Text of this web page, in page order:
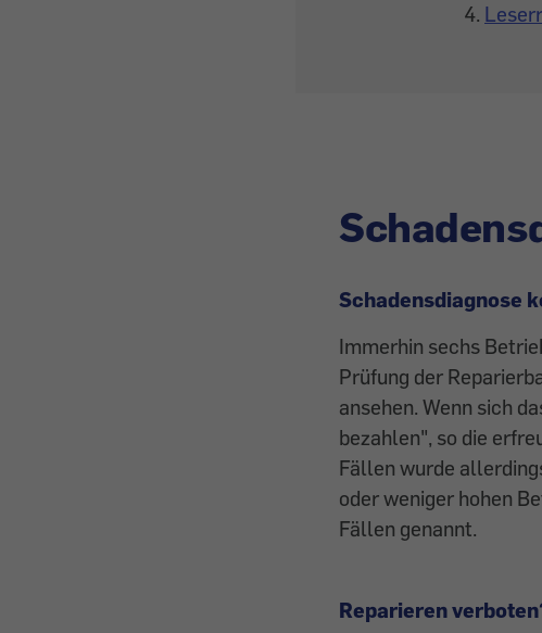
Schadensdiagnose
Immerhin sechs
Prüfung der
ansehen. Wenn sich
bezahlen", so die
Fällen wurde
oder weniger hohen
Fällen genannt.
Reparieren